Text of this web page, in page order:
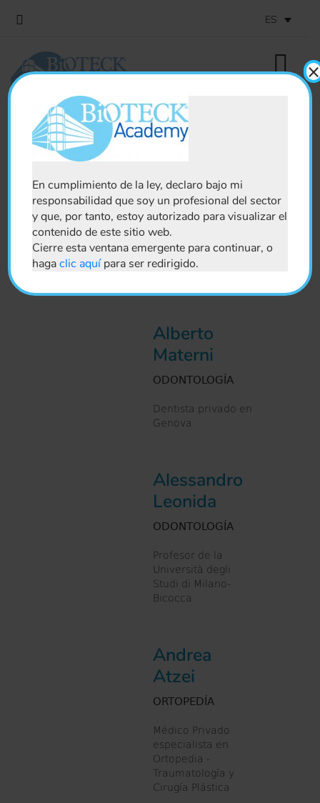
ES
Autores
ODONTOLOGÍA ORTOPEDÍA
Alberto
Materni
ODONTOLOGÍA
Dentista privado en
Genova
Alessandro
Leonida
ODONTOLOGÍA
Profesor de la
Università degli
Studi di Milano-
Bicocca
Andrea
Atzei
ORTOPEDÍA
Médico Privado
especialista en
Ortopedia -
Traumatología y
Cirugía Plástica
En cumplimiento de la ley, declaro bajo mi
responsabilidad que soy un profesional del sector
y que, por tanto, estoy autorizado para visualizar el
contenido de este sitio web.
Cierre esta ventana emergente para continuar, o
hagaclic aquípara ser redirigido.
×